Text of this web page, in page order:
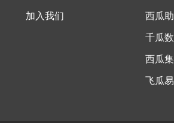
加入我们
西瓜
千瓜
西瓜集
飞瓜